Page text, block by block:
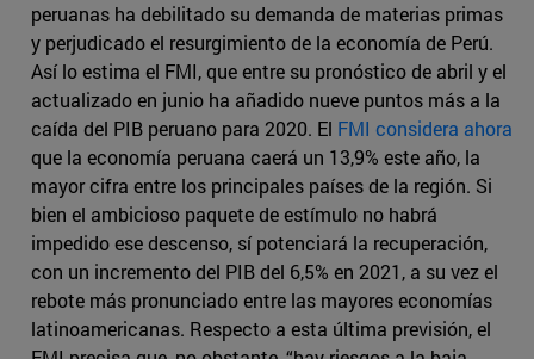
peruanas ha debilitado su demanda de materias primas
y perjudicado el resurgimiento de la economía de Perú.
Así lo estima el FMI, que entre su pronóstico de abril y el
actualizado en junio ha añadido nueve puntos más a la
caída del PIB peruano para 2020. El FMI considera ahora
que la economía peruana caerá un 13,9% este año, la
mayor cifra entre los principales países de la región. Si
bien el ambicioso paquete de estímulo no habrá
impedido ese descenso, sí potenciará la recuperación,
con un incremento del PIB del 6,5% en 2021, a su vez el
rebote más pronunciado entre las mayores economías
latinoamericanas. Respecto a esta última previsión, el